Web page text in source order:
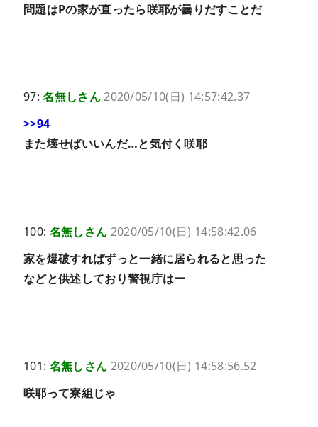
問題はPの家が直ったら咲耶が曇りだすことだ
97:名無しさん2020/05/10(日) 14:57:42.37
>>94
また壊せばいいんだ…と気付く咲耶
100: 名無しさん 2020/05/10(日) 14:58:42.06
家を爆破すればずっと一緒に居られると思った
などと供述しており警視庁はー
101: 名無しさん 2020/05/10(日) 14:58:56.52
咲耶って寮組じゃ